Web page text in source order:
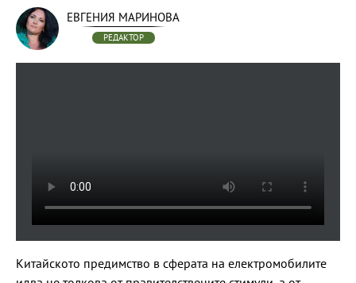
ЕВГЕНИЯ МАРИНОВА
РЕДАКТОР
Китайското предимство в сферата на електромобилите